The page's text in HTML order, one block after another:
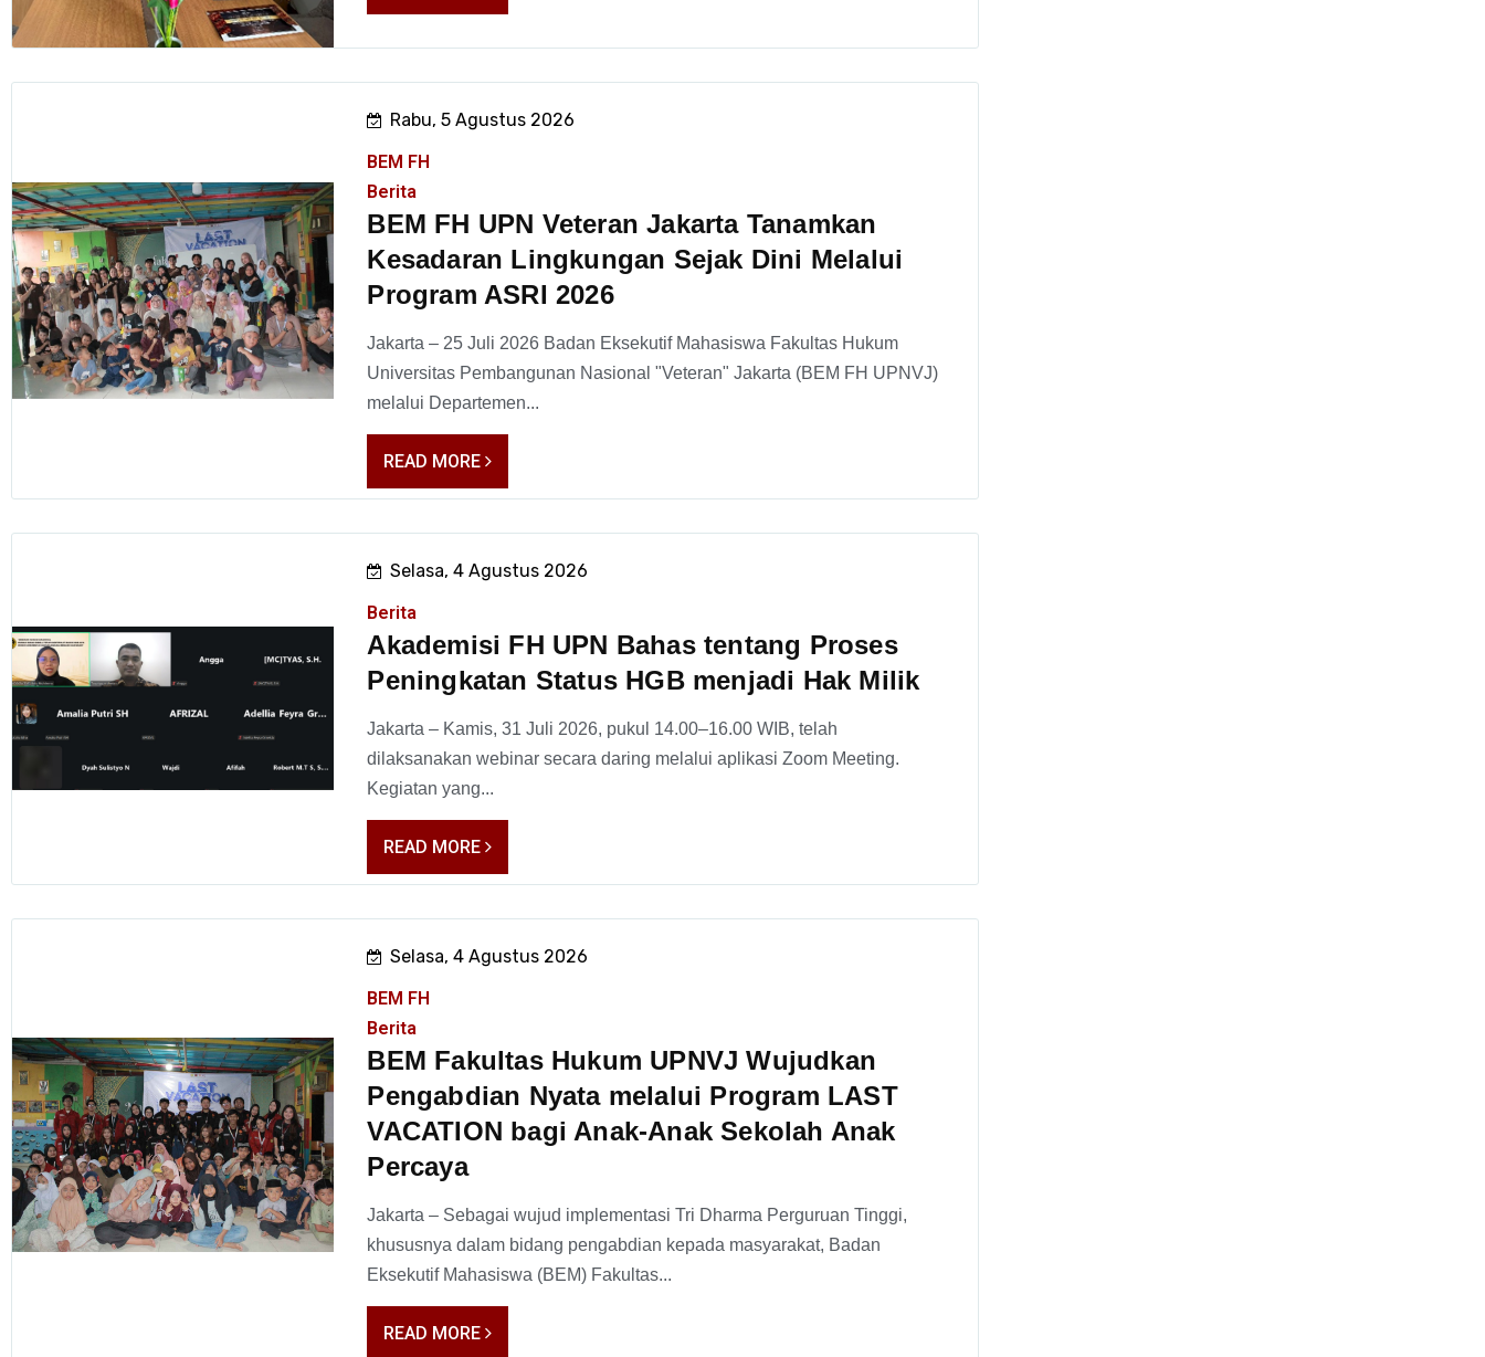
Rabu, 5 Agustus 2026
BEM FH
Berita
BEM FH UPN Veteran Jakarta Tanamkan
Kesadaran Lingkungan Sejak Dini Melalui
Program ASRI 2026
Jakarta – 25 Juli 2026 Badan Eksekutif Mahasiswa Fakultas Hukum
Universitas Pembangunan Nasional "Veteran" Jakarta (BEM FH UPNVJ)
melalui Departemen...
READ MORE
Selasa, 4 Agustus 2026
Berita
Akademisi FH UPN Bahas tentang Proses
Peningkatan Status HGB menjadi Hak Milik
Jakarta – Kamis, 31 Juli 2026, pukul 14.00–16.00 WIB, telah
dilaksanakan webinar secara daring melalui aplikasi Zoom Meeting.
Kegiatan yang...
READ MORE
Selasa, 4 Agustus 2026
BEM FH
Berita
BEM Fakultas Hukum UPNVJ Wujudkan
Pengabdian Nyata melalui Program LAST
VACATION bagi Anak-Anak Sekolah Anak
Percaya
Jakarta – Sebagai wujud implementasi Tri Dharma Perguruan Tinggi,
khususnya dalam bidang pengabdian kepada masyarakat, Badan
Eksekutif Mahasiswa (BEM) Fakultas...
READ MORE